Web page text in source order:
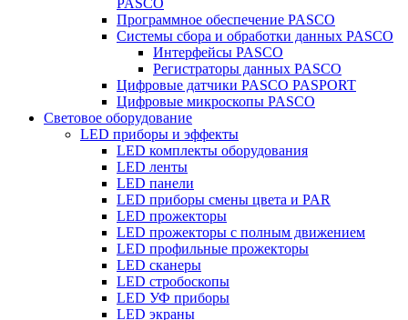
PASCO
Программное обеспечение PASCO
Системы сбора и обработки данных PASCO
Интерфейсы PASCO
Регистраторы данных PASCO
Цифровые датчики PASCO PASPORT
Цифровые микроскопы PASCO
Световое оборудование
LED приборы и эффекты
LED комплекты оборудования
LED ленты
LED панели
LED приборы смены цвета и PAR
LED прожекторы
LED прожекторы с полным движением
LED профильные прожекторы
LED сканеры
LED стробоскопы
LED УФ приборы
LED экраны